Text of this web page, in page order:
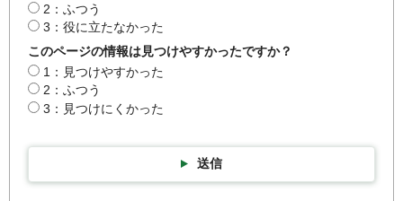
2：ふつう
3：役に立たなかった
このページの情報は見つけやすかったですか？
1：見つけやすかった
2：ふつう
3：見つけにくかった
送信